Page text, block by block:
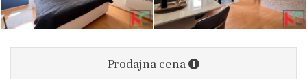
Prodajna cena